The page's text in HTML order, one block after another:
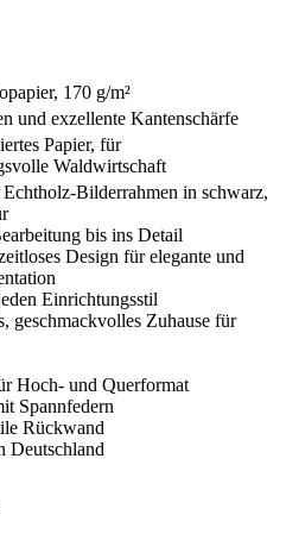
170 g/m²
und exzellente Kantenschärfe
Papier, für
Waldwirtschaft
Bilderrahmen in schwarz,
bis ins Detail
Design für elegante und
Einrichtungsstil
geschmackvolles Zuhause für
Hoch- und Querformat
Spannfedern
Rückwand
Deutschland